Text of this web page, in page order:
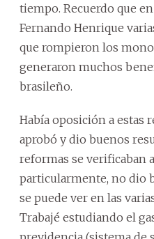
tiempo. Recuerdo que
Fernando Henrique
que rompieron los
generaron muchos
brasileño.
Había oposición a estas
aprobó y dio buenos
reformas se verificaban
particularmente, no dio
se puede ver en las
Trabajé estudiando el